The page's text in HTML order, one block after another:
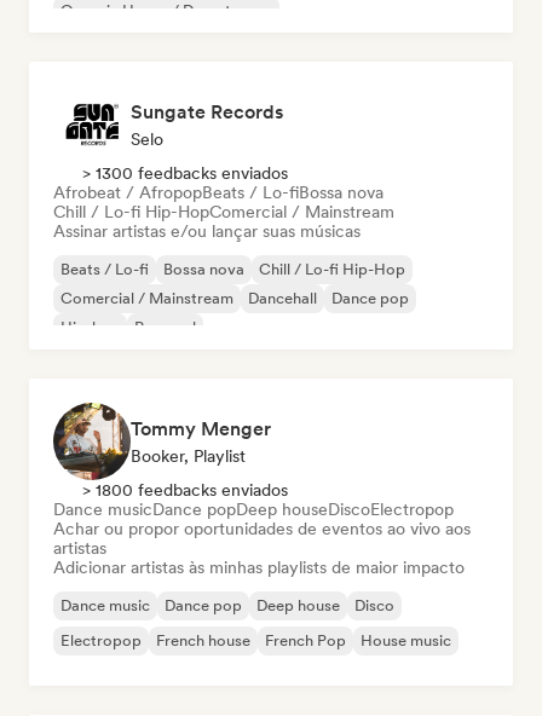
Organic House / Downtempo
Sungate Records
Selo
> 1300 feedbacks enviados
Afrobeat / AfropopBeats / Lo-fiBossa nova
Chill / Lo-fi Hip-HopComercial / Mainstream
Assinar artistas e/ou lançar suas músicas
Beats / Lo-fi Bossa nova
Chill / Lo-fi Hip-Hop
Comercial / Mainstream
Dancehall
Dance pop
Hip-hop
Pop soul
Tommy Menger
Booker, Playlist
> 1800 feedbacks enviados
Dance musicDance popDeep houseDiscoElectropop
Achar ou propor oportunidades de eventos ao vivo aos
artistas
Adicionar artistas às minhas playlists de maior impacto
Dance music Dance pop Deep house
Disco
Electropop
French house French Pop House music